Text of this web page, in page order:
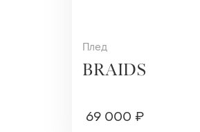
Плед
BRAIDS
69 000 ₽